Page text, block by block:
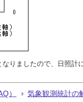
りましたので、日照計
） 気象観測統計の